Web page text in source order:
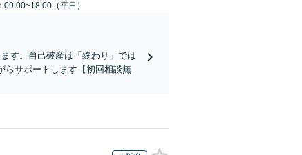
09:00~18:00（平日）
す。自己破産は「終わり」では
らサポートします【初回相談無